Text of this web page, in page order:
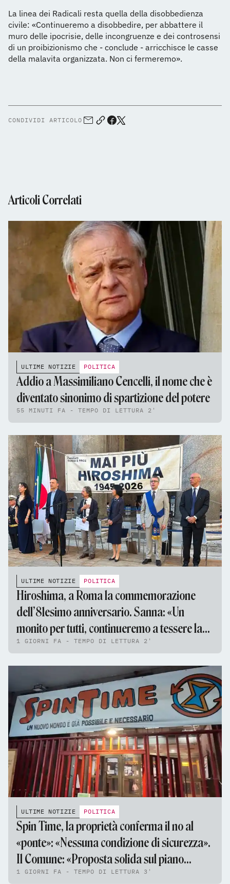
La linea dei Radicali resta quella della disobbedienza
civile: «Continueremo a disobbedire, per abbattere il
muro delle ipocrisie, delle incongruenze e dei controsensi
di un proibizionismo che - conclude - arricchisce le casse
della malavita organizzata. Non ci fermeremo».
CONDIVIDI ARTICOLO
Articoli Correlati
ULTIME NOTIZIE POLITICA
Addio a Massimiliano Cencelli, il nome che è
diventato sinonimo di spartizione del potere
55 MINUTI FA - TEMPO DI LETTURA 2'
ULTIME NOTIZIE POLITICA
Hiroshima, a Roma la commemorazione
dell’81esimo anniversario. Sanna: «Un
monito per tutti, continueremo a tessere la
tela della pace»
1 GIORNI FA - TEMPO DI LETTURA 2'
ULTIME NOTIZIE POLITICA
Spin Time, la proprietà conferma il no al
«ponte»: «Nessuna condizione di sicurezza».
Il Comune: «Proposta solida sul piano
tecnico e giuridico»
1 GIORNI FA - TEMPO DI LETTURA 3'